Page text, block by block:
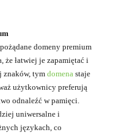
domeny premium
że łatwiej je zapamiętać i
znaków, tym domena staje
użytkownicy preferują
odnaleźć w pamięci.
uniwersalne i
językach, co